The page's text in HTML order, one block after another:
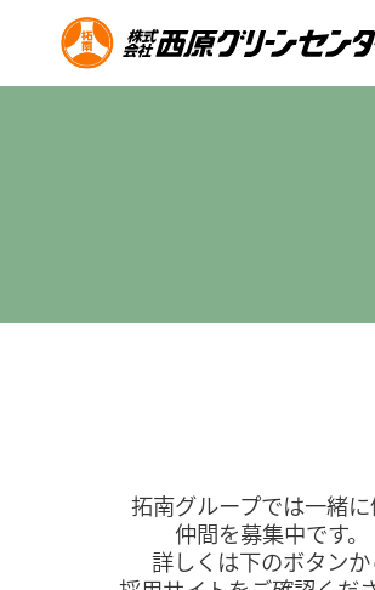
拓南グループでは一緒に
仲間を募集中です。
詳しくは下のボタンか